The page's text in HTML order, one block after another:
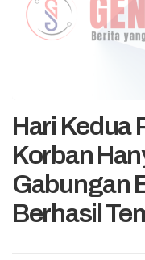
Hari Kedua
Korban
Gabungan
Berhasil